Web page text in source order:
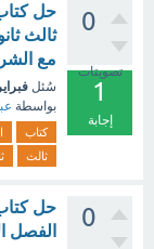
0
تصويتات
1
إجابة
حل كتاب
مع
سُئل فبراير 15
بواسطة
كتاب
ثالث
0
حل كتاب
الفصل الاول 1446